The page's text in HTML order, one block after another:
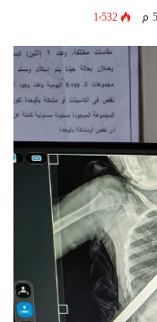
1٬532